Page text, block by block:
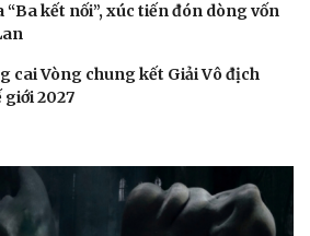
“Ba kết nối”, xúc tiến đón dòng vốn
cai Vòng chung kết Giải Vô địch
2027